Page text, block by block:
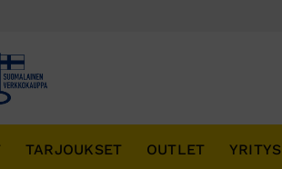
TARJOUKSET OUTLET YRITYS